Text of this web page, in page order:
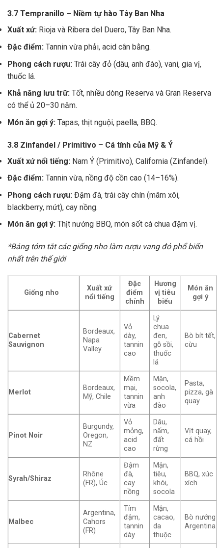
3.7 Tempranillo – Niềm tự hào Tây Ban Nha
Xuất xứ: Rioja và Ribera del Duero, Tây Ban Nha.
Đặc điểm: Tannin vừa phải, acid cân bằng.
Phong cách rượu: Trái cây đỏ (dâu, anh đào), vani, gia vị,
thuốc lá.
Khả năng lưu trữ: Tốt, nhiều dòng Reserva và Gran Reserva
có thể ủ 20–30 năm.
Món ăn gợi ý: Tapas, thịt nguội, paella, BBQ.
3.8 Zinfandel / Primitivo – Cá tính của Mỹ & Ý
Xuất xứ nổi tiếng: Nam Ý (Primitivo), California (Zinfandel).
Đặc điểm: Tannin vừa, nồng độ cồn cao (14–16%).
Phong cách rượu: Đậm đà, trái cây chín (mâm xôi,
blackberry, mứt), cay nồng.
Món ăn gợi ý: Thịt nướng BBQ, món sốt cà chua đậm vị.
*Bảng tóm tắt các giống nho làm rượu vang đỏ phổ biến
nhất trên thế giới
Giống nho
Xuất xứ
nổi tiếng
Đặc
điểm
chính
Hương
vị tiêu
biểu
Món ăn
gợi ý
Cabernet
Sauvignon
Bordeaux,
Napa
Valley
Vỏ
dày,
tannin
cao
Lý
chua
đen,
gỗ sồi,
thuốc
lá
Bò bít tết,
cừu
Merlot
Bordeaux,
Mỹ, Chile
Mềm
mại,
tannin
vừa
Mận,
socola,
anh
đào
Pasta,
pizza, gà
quay
Pinot Noir
Burgundy,
Oregon,
NZ
Vỏ
mỏng,
acid
cao
Dâu,
nấm,
đất
rừng
Vịt quay,
cá hồi
Syrah/Shiraz
Rhône
(FR), Úc
Đậm
đà,
cay
nồng
Mận,
tiêu,
khói,
socola
BBQ, xúc
xích
Malbec
Argentina,
Cahors
(FR)
Tím
đậm,
tannin
dày
Mận,
cacao,
da
thuộc
Bò nướng
Argentina